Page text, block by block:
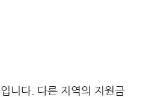
니다. 다른 지역의 지원금